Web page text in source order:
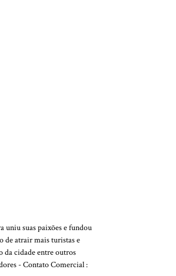
uniu suas paixões e fundou
de atrair mais turistas e
da cidade entre outros
- Contato Comercial :